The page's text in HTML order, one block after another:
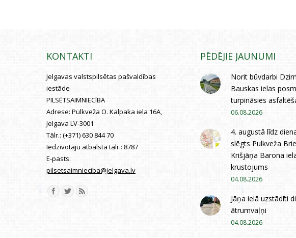
KONTAKTI
Jelgavas valstspilsētas pašvaldības
iestāde
PILSĒTSAIMNIECĪBA
Adrese: Pulkveža O. Kalpaka iela 16A,
Jelgava LV-3001
Tālr.: (+371) 630 844 70
Iedzīvotāju atbalsta tālr.: 8787
E-pasts:
pilsetsaimnieciba@jelgava.lv
Find us on:
PĒDĒJIE JAUNUMI
Norit būvdarbi
Bauskas ielas
turpināsies
06.08.2026
4. augustā līdz
slēgts Pulkveža
Krišjāņa Barona
krustojums
04.08.2026
Jāņa ielā uzstādīti
ātrumvaļņi
04.08.2026